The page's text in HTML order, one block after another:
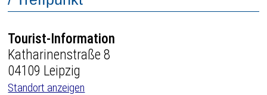
Tourist-Information
Katharinenstraße 8
04109 Leipzig
Standort anzeigen